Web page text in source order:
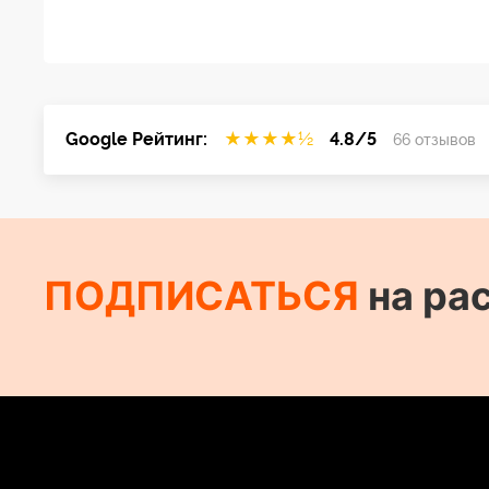
Google Рейтинг: ★ ★ ★ ★½ 4.8/5 66 отзывов
ПОДПИСАТЬСЯ на